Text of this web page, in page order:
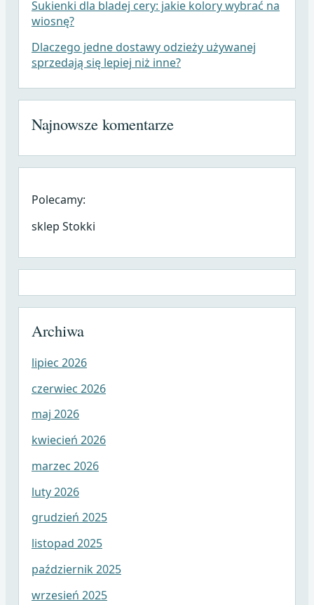
Sukienki dla bladej cery: jakie kolory wybrać na
wiosnę?
Dlaczego jedne dostawy odzieży używanej
sprzedają się lepiej niż inne?
Najnowsze komentarze
Polecamy:
sklep Stokki
Archiwa
lipiec 2026
czerwiec 2026
maj 2026
kwiecień 2026
marzec 2026
luty 2026
grudzień 2025
listopad 2025
październik 2025
wrzesień 2025